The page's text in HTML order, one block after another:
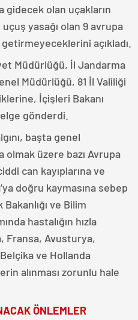
gidecek olan uçakların
yasağı olan 9 avrupa
açıkladı.
Müdürlüğü, İl Jandarma
Müdürlüğü, 81 İl Valiliği
İçişleri Bakanı
gönderdi.
başta genel
üzere bazı Avrupa
can kayıplarına ve
doğru kaymasına sebep
ve Bilim
hastalığın hızla
Fransa, Avusturya,
ve Hollanda
alınması zorunlu hale
ÖNLEMLER